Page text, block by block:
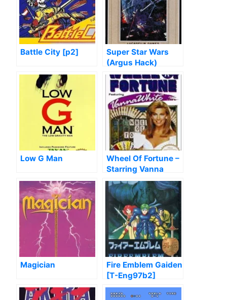
Battle City [p2]
Super Star Wars
(Argus Hack)
Low G Man
Wheel Of Fortune –
Starring Vanna
White
Magician
Fire Emblem Gaiden
[T-Eng97b2]